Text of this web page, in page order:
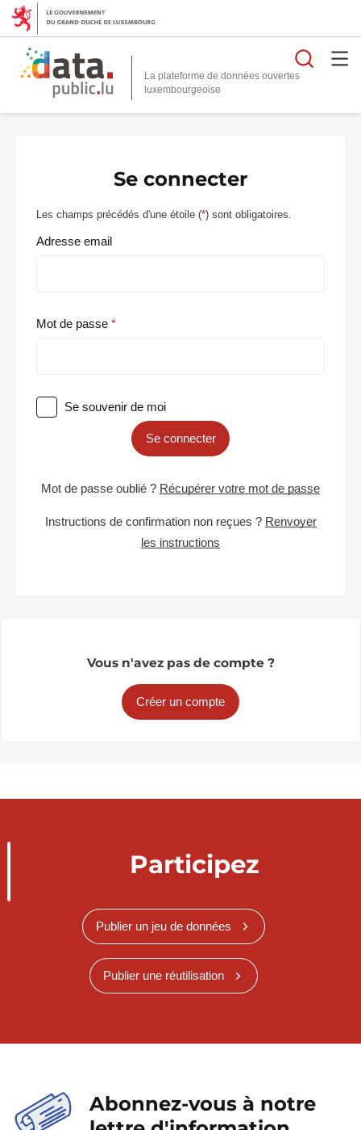
La plateforme de données ouvertes
Se connecter
Les champs précédés d'une étoile (*) sont obligatoires.
Adresse email
Mot de passe
Se souvenir de moi
Se connecter
Mot de passe oublié ? Récupérer votre mot de passe
Instructions de confirmation non reçues ? Renvoyer
les instructions
Vous n'avez pas de compte ?
Créer un compte
Participez
Publier un jeu de données
Publier une réutilisation
Abonnez-vous à notre